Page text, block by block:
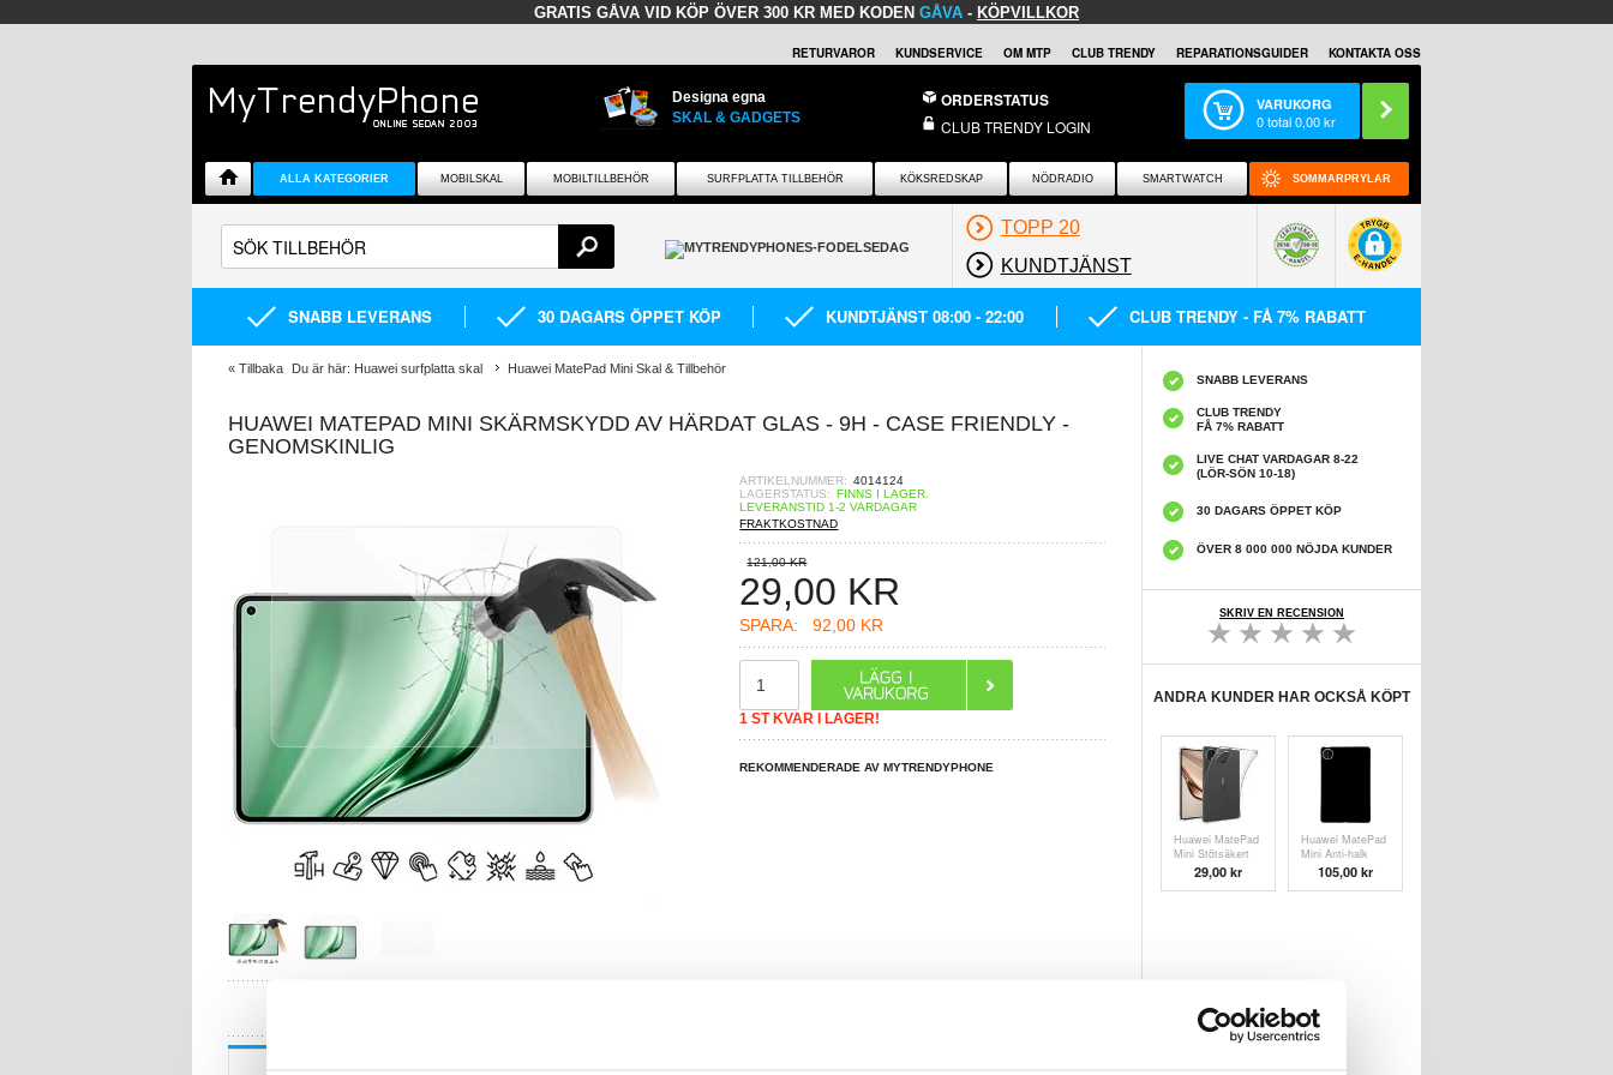
GRATIS GÅVA VID KÖP ÖVER 300 KR MED KODEN GÅVA - KÖPVILLKOR
RETURVAROR KUNDSERVICE OM MTP CLUB TRENDY REPARATIONSGUIDER KONTAKTA OSS
Designa egna
SKAL & GADGETS
ORDERSTATUS
CLUB TRENDY LOGIN
VARUKORG
0total0,00kr
ALLA KATEGORIER MOBILSKAL MOBILTILLBEHÖR SURFPLATTA TILLBEHÖR KÖKSREDSKAP NÖDRADIO SMARTWATCH SOMMARPRYLAR
TOPP 20
KUNDTJÄNST
SNABB LEVERANS 30 DAGARS ÖPPET KÖP KUNDTJÄNST 08:00 - 22:00 CLUB TRENDY - FÅ 7% RABATT
« Tillbaka Du är här: Huawei surfplatta skal Huawei MatePad Mini Skal & Tillbehör
HUAWEI MATEPAD MINI SKÄRMSKYDD AV HÄRDAT GLAS - 9H - CASE FRIENDLY -
GENOMSKINLIG
ARTIKELNUMMER: 4014124
LAGERSTATUS: FINNS I LAGER.
LEVERANSTID 1-2 VARDAGAR
FRAKTKOSTNAD
121,00 KR
29,00 KR
SPARA: 92,00 KR
1 ST KVAR I LAGER!
REKOMMENDERADE AV MYTRENDYPHONE
SNABB LEVERANS
CLUB TRENDY
FÅ 7% RABATT
LIVE CHAT VARDAGAR 8-22
(LÖR-SÖN 10-18)
30 DAGARS ÖPPET KÖP
ÖVER 8 000 000 NÖJDA KUNDER
SKRIV EN RECENSION
ANDRA KUNDER HAR OCKSÅ KÖPT
Huawei MatePad
Mini Stötsäkert
silikonskal -
Genomskinlig
29,00 kr
Huawei MatePad
Mini Anti-halk
TPU-Skal - svart
105,00 kr